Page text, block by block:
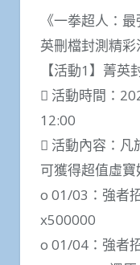
《一拳超人：
英刪檔封測精彩
【活動1】菁英
 活動時間：
12:00
 活動內容：凡
可獲得超值虛寶
o 01/03：強者
x500000
o 01/04：強者